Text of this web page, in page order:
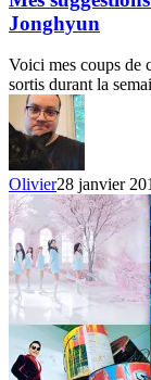
Pop
du
au
27
jan.
2018
–
Jonghyun
Jonghyun
Voici mes coups
sortis durant la
Olivier28 janvier